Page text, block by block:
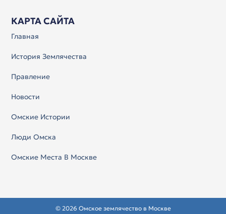
КАРТА САЙТА
Главная
История Землячества
Правление
Новости
Омские Истории
Люди Омска
Омские Места В Москве
© 2026 Омское землячество в Москве